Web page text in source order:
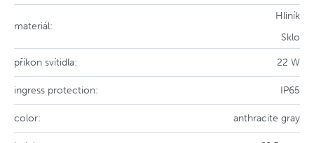
materiál:
Hliník
Sklo
příkon svítidla: 22 W
ingress protection: IP65
color: anthracite gray